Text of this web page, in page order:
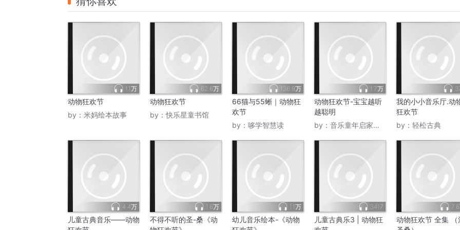
1.1万
动物狂欢节
by： 米妈绘本故事
62.6万
动物狂欢节
by：快乐星童书馆
136.9万
66猫与55蜥｜动物狂
欢节
by： 哆学智慧读
1.7万
动物狂欢节-宝宝越听
越聪明
by： 音乐童年启家中心
我的小小音乐厅.动
狂欢节
by： 轻松古典
4.4万
儿童古典音乐——动物
1.6万
不得不听的圣-桑《动
1.1万
幼儿音乐绘本-《动物
3417
儿童古典乐3 | 动物狂
动物狂欢节 全集 （